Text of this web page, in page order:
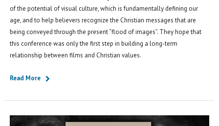
of the potential of visual culture, which is fundamentally defining our
age, and to help believers recognize the Christian messages that are
being conveyed through the present “flood of images”. They hope that
this conference was only the first step in building a long-term
relationship between films and Christian values.
Read More